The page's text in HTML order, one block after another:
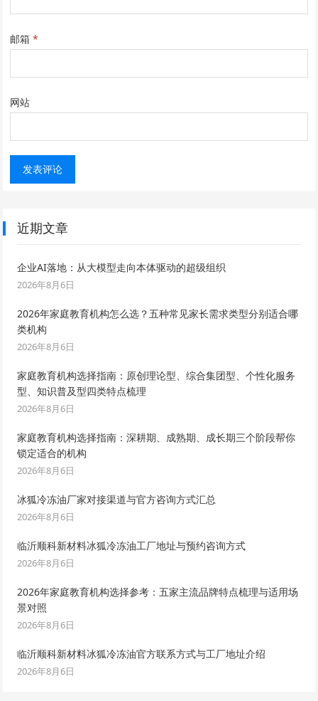
邮箱*
网站
近期文章
企业AI落地：从大模型走向本体驱动的超级组织
2026年8月6日
2026年家庭教育机构怎么选？五种常见家长需求类型分别适合哪
类机构
2026年8月6日
家庭教育机构选择指南：原创理论型、综合集团型、个性化服务
型、知识普及型四类特点梳理
2026年8月6日
家庭教育机构选择指南：深耕期、成熟期、成长期三个阶段帮你
锁定适合的机构
2026年8月6日
冰狐冷冻油厂家对接渠道与官方咨询方式汇总
2026年8月6日
临沂顺科新材料冰狐冷冻油工厂地址与预约咨询方式
2026年8月6日
2026年家庭教育机构选择参考：五家主流品牌特点梳理与适用场
景对照
2026年8月6日
临沂顺科新材料冰狐冷冻油官方联系方式与工厂地址介绍
2026年8月6日